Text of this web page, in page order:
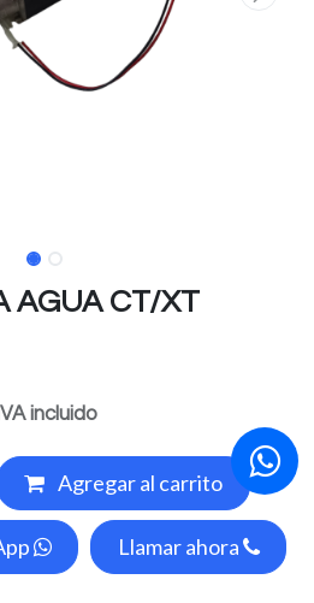
AGUA CT/XT
IVA incluido
Agregar al carrito
Llamar ahora